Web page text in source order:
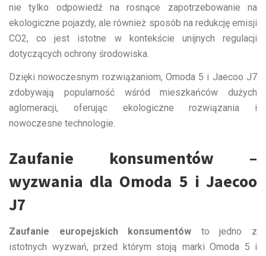
nie tylko odpowiedź na rosnące zapotrzebowanie na
ekologiczne pojazdy, ale również sposób na redukcję emisji
CO2, co jest istotne w kontekście unijnych regulacji
dotyczących ochrony środowiska.
Dzięki nowoczesnym rozwiązaniom, Omoda 5 i Jaecoo J7
zdobywają popularność wśród mieszkańców dużych
aglomeracji, oferując ekologiczne rozwiązania i
nowoczesne technologie.
Zaufanie konsumentów –
wyzwania dla Omoda 5 i Jaecoo
J7
Zaufanie europejskich konsumentów to jedno z
istotnych wyzwań, przed którym stoją marki Omoda 5 i